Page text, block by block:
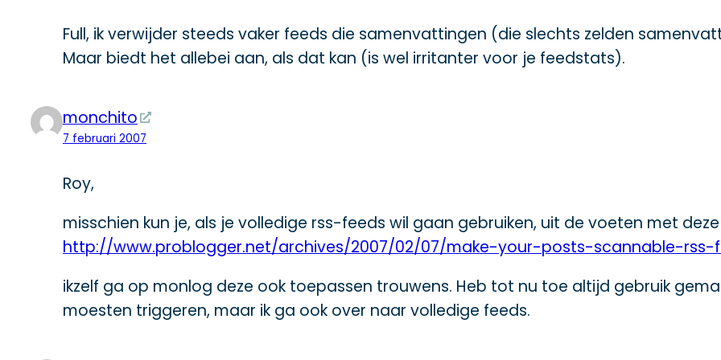
Full, ik verwijder steeds vaker feeds die samenvattingen (die slechts zelden
Maar biedt het allebei aan, als dat kan (is wel irritanter voor je feedstats).
monchito
7 februari 2007
Roy,
misschien kun je, als je volledige rss-feeds wil gaan gebruiken, uit de voeten met
http://www.problogger.net/archives/2007/02/07/make-your-posts-scannable-
ikzelf ga op monlog deze ook toepassen trouwens. Heb tot nu toe altijd gebruik
moesten triggeren, maar ik ga ook over naar volledige feeds.